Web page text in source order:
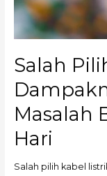
Salah
Masalah
Hari
Salah pilih kabel
Kemudian